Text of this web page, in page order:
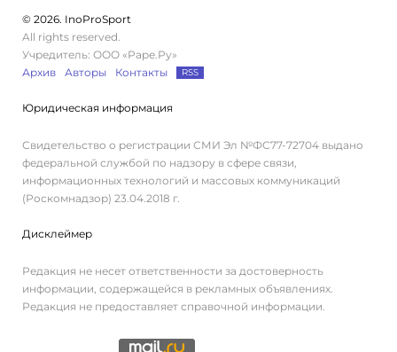
© 2026. InoProSport
All rights reserved.
Учредитель: ООО «Раре.Ру»
Архив
Авторы Контакты RSS
Юридическая информация
Свидетельство о регистрации СМИ Эл №ФС77-72704 выдано
федеральной службой по надзору в сфере связи,
информационных технологий и массовых коммуникаций
(Роскомнадзор) 23.04.2018 г.
Дисклеймер
Редакция не несет ответственности за достоверность
информации, содержащейся в рекламных объявлениях.
Редакция не предоставляет справочной информации.